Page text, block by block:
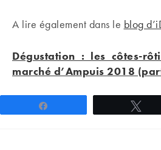
A lire également dans le blog
Dégustation : les côtes-
marché d’Ampuis 2018